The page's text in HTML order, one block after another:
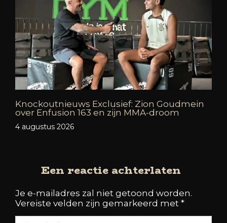
Knockoutnieuws Exclusief: Zion Goudmein
over Enfusion 163 en zijn MMA-droom
4 augustus 2026
Een reactie achterlaten
Je e-mailadres zal niet getoond worden.
Vereiste velden zijn gemarkeerd met *